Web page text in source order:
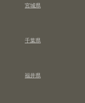
宮城県
千葉県
福井県